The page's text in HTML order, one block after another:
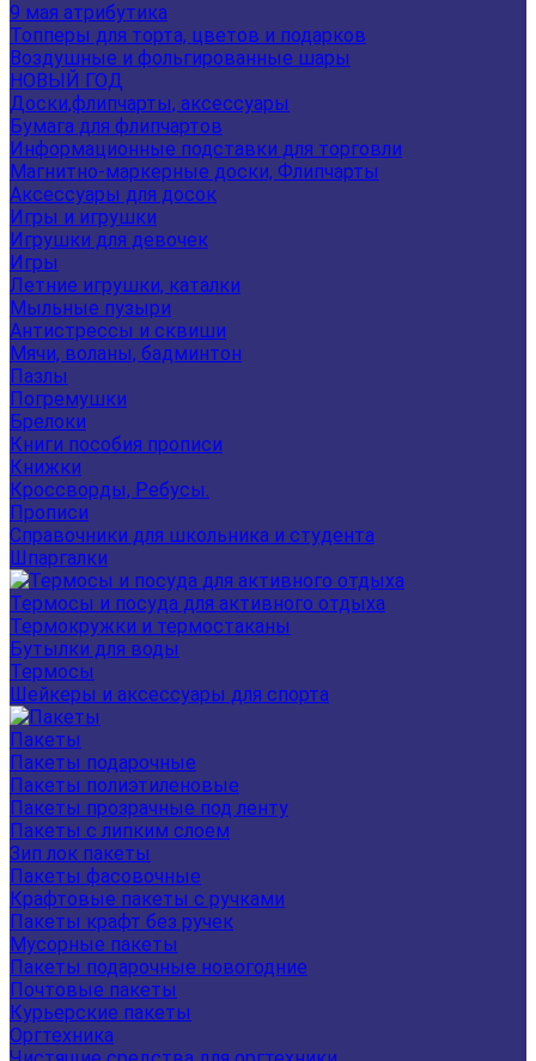
9 мая атрибутика
Топперы для торта, цветов и подарков
Воздушные и фольгированные шары
НОВЫЙ ГОД
Доски,флипчарты, аксессуары
Бумага для флипчартов
Информационные подставки для торговли
Магнитно-маркерные доски, Флипчарты
Аксессуары для досок
Игры и игрушки
Игрушки для девочек
Игры
Летние игрушки, каталки
Мыльные пузыри
Антистрессы и сквиши
Мячи, воланы, бадминтон
Пазлы
Погремушки
Брелоки
Книги пособия прописи
Книжки
Кроссворды, Ребусы.
Прописи
Справочники для школьника и студента
Шпаргалки
Термосы и посуда для активного отдыха
Термокружки и термостаканы
Бутылки для воды
Термосы
Шейкеры и аксессуары для спорта
Пакеты
Пакеты подарочные
Пакеты полиэтиленовые
Пакеты прозрачные под ленту
Пакеты с липким слоем
Зип лок пакеты
Пакеты фасовочные
Крафтовые пакеты с ручками
Пакеты крафт без ручек
Мусорные пакеты
Пакеты подарочные новогодние
Почтовые пакеты
Курьерские пакеты
Оргтехника